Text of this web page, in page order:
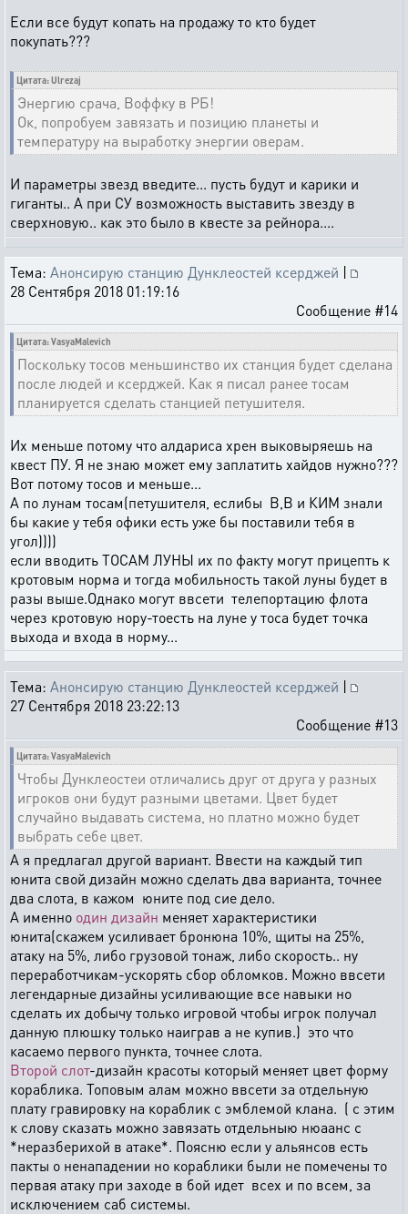
Если все будут копать на продажу то кто будет
покупать???
Цитата: Ulrezaj
Энергию срача, Воффку в РБ!
Ок, попробуем завязать и позицию планеты и
температуру на выработку энергии оверам.
И параметры звезд введите... пусть будут и карики и
гиганты.. А при СУ возможность выставить звезду в
сверхновую.. как это было в квесте за рейнора....
Тема: Анонсирую станцию Дунклеостей ксерджей |
28 Сентября 2018 01:19:16
Сообщение #14
Цитата: VasyaMalevich
Поскольку тосов меньшинство их станция будет сделана
после людей и ксерджей. Как я писал ранее тосам
планируется сделать станцией петушителя.
Их меньше потому что алдариса хрен выковыряешь на
квест ПУ. Я не знаю может ему заплатить хайдов нужно???
Вот потому тосов и меньше...
А по лунам тосам(петушителя, еслибы В,В и КИМ знали
бы какие у тебя офики есть уже бы поставили тебя в
угол))))
если вводить ТОСАМ ЛУНЫ их по факту могут прицепть к
кротовым норма и тогда мобильность такой луны будет в
разы выше.Однако могут ввсети телепортацию флота
через кротовую нору-тоесть на луне у тоса будет точка
выхода и входа в норму...
Тема: Анонсирую станцию Дунклеостей ксерджей |
27 Сентября 2018 23:22:13
Сообщение #13
Цитата: VasyaMalevich
Чтобы Дунклеостеи отличались друг от друга у разных
игроков они будут разными цветами. Цвет будет
случайно выдавать система, но платно можно будет
выбрать себе цвет.
А я предлагал другой вариант. Ввести на каждый тип
юнита свой дизайн можно сделать два варианта, точнее
два слота, в кажом юните под сие дело.
А именно один дизайн меняет характеристики
юнита(скажем усиливает бронюна 10%, щиты на 25%,
атаку на 5%, либо грузовой тонаж, либо скорость.. ну
переработчикам-ускорять сбор обломков. Можно ввсети
легендарные дизайны усиливающие все навыки но
сделать их добычу только игровой чтобы игрок получал
данную плюшку только наиграв а не купив.) это что
касаемо первого пункта, точнее слота.
Второй слот-дизайн красоты который меняет цвет форму
кораблика. Топовым алам можно ввсети за отдельную
плату гравировку на кораблик с эмблемой клана. ( с этим
к слову сказать можно завязать отдельныю нюаанс с
*неразберихой в атаке*. Поясню если у альянсов есть
пакты о ненападении но кораблики были не помечены то
первая атаку при заходе в бой идет всех и по всем, за
исключением саб системы.